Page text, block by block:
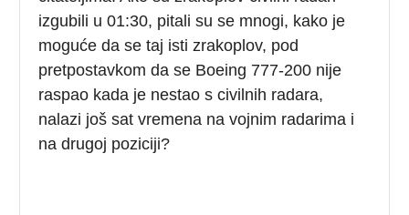
izgubili u 01:30, pitali su se mnogi, kako je
moguće da se taj isti zrakoplov, pod
pretpostavkom da se Boeing 777-200 nije
raspao kada je nestao s civilnih radara,
nalazi još sat vremena na vojnim radarima i
na drugoj poziciji?